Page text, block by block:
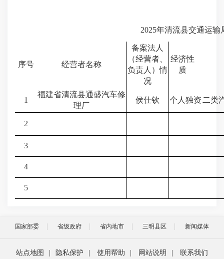
2025年清流县交
序号 经营者名称
备案法人
（经营者、
负责人）情
况
经济性
质
1
福建省清流县通盛汽车修
理厂
侯仕钦 个人独资 二类
2
3
4
5
国家部委 省级政府 省内地市 三明县区 新闻媒体
站点地图 隐私保护 使用帮助 网站说明 联系我们